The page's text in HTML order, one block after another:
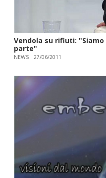
Vendola su rifiuti:
parte"
NEWS 27/06/2011